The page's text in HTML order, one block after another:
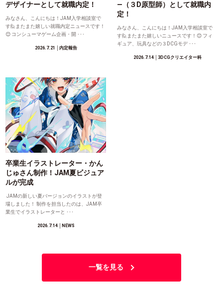
デザイナーとして就職内定！
みなさん、こんにちは！JAM入学相談室で
す🙋またまた嬉しい就職内定ニュースです！
😊 コンシューマゲーム企画・開 ･･･
2026.7.21 │内定報告
―（３D原型師）として就職内
定！
みなさん、こんにちは！JAM入学相談室で
す🙋またまた嬉しいニュースです！😊 フィ
ギュア、玩具などの３DCGモデ ･･･
2026.7.14│3DCGクリエイター科
卒業生イラストレーター・かん
じゅさん制作！JAM夏ビジュア
ルが完成
JAMの新しい夏バージョンのイラストが登
場しました！ 制作を担当したのは、JAM卒
業生でイラストレーターと ･･･
2026.7.14│NEWS
一覧を見る